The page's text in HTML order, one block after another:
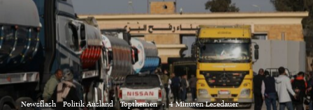
Newsflash Politik Ausland Topthemen · 4 Minuten Lesedauer